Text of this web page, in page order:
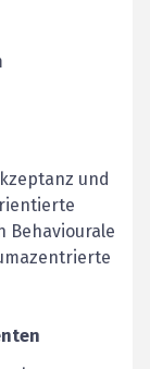
und
Behaviourale